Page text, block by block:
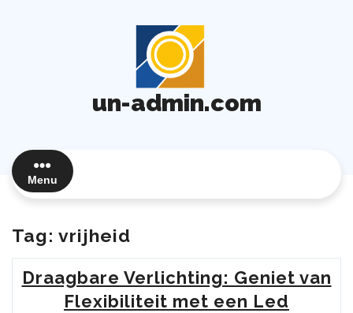
un-admin.com
Menu
Tag: vrijheid
Draagbare Verlichting: Geniet van
Flexibiliteit met een Led